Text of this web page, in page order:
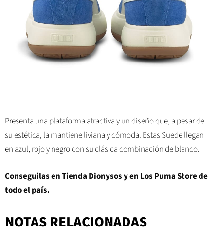
Presenta una plataforma atractiva y un diseño que, a pesar de
su estética, la mantiene liviana y cómoda. Estas Suede llegan
en azul, rojo y negro con su clásica combinación de blanco.
Conseguilas en Tienda Dionysos y en Los Puma Store de
todo el país.
NOTAS RELACIONADAS